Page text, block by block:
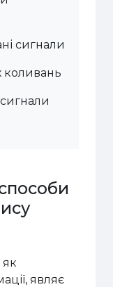
сигнали
коливань
являє